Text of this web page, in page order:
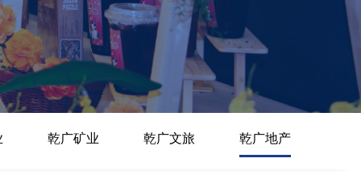
乾广矿业 乾广文旅 乾广地产